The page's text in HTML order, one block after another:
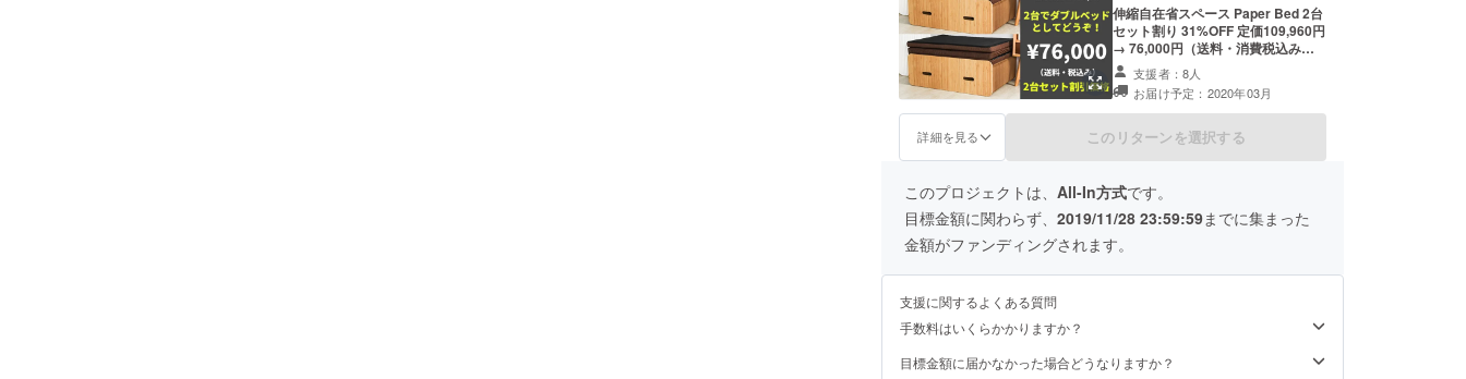
伸縮自在省スペース Paper Bed 2台
セット割り 31%OFF 定価109,960円
→ 76,000円（送料・消費税込み） ※
沖縄・北海道は送料別の着払いとな
ります。 内容物： ・Paper Bed 本
体 ・マットレス ※ご注文状況、使用
部材の供給状況、製造工程上の都合
等により出荷時期が遅れる場合があ
が下がることがございます。
支援者：8人
お届け予定：2020年03月
詳細を見る このリターンを選択する
このプロジェクトは、 All-In方式です。
目標金額に関わらず、 2019/11/28 23:59:59までに集まった
金額がファンディングされます。
支援に関するよくある質問
手数料はいくらかかりますか？
目標金額に届かなかった場合どうなりますか？